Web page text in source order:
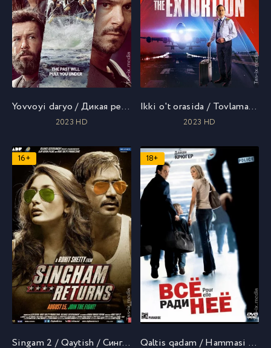
Yovvoyi daryo / Дикая река / Uzbek tilida / O'zbekcha tarjima
2023 HD
Ikki o't orasida / Tovlamachilik / Шантаж / Uzbek tilida / O'zbekcha tarjima
2023 HD
16+
Singam 2 / Qaytish / Сингам 2 / Uzbek tilida / O'zbekcha tarjima
18+
Qaltis qadam / Hammasi uning uchun / Всё ради неё / Uzbek tilida / O'zbekcha tarjima